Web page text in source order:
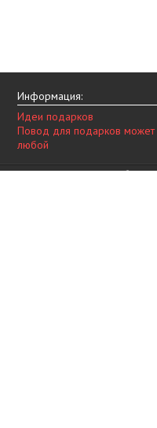
Информация:
Идеи подарков
Повод для подарков может
любой
сертификатов в